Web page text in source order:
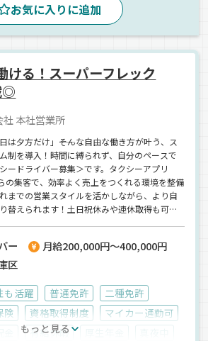
お気に入りに追加
ける！スーパーフレック
◎
本社営業所
は夕方だけ」――そんな自由な働き方が叶う、ス
制を導入！時間に縛られず、自分のペースで
ードライバー募集＞です。タクシーアプリ
の集客で、効率よく売上をつくれる環境を整備
までの営業スタイルを活かしながら、より自
替えられます！土日祝休みや連休取得も可能
ー
月給200,000円～400,000円
区
も活躍 普通免許
二種免許
険 資格取得制度
マイカー通勤可
有給休暇
もっと見る